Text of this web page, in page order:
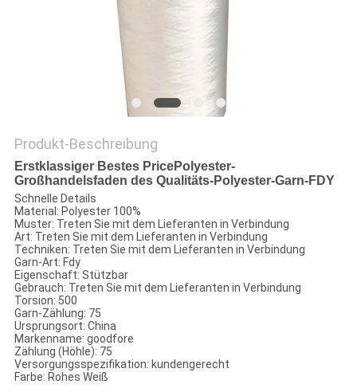
Produkt-Beschreibung
Erstklassiger Bestes PricePolyester-
Großhandelsfaden des Qualitäts-Polyester-Garn-FDY
Schnelle Details
Material: Polyester 100%
Muster: Treten Sie mit dem Lieferanten in Verbindung
Art: Treten Sie mit dem Lieferanten in Verbindung
Techniken: Treten Sie mit dem Lieferanten in Verbindung
Garn-Art: Fdy
Eigenschaft: Stützbar
Gebrauch: Treten Sie mit dem Lieferanten in Verbindung
Torsion: 500
Garn-Zählung: 75
Ursprungsort: China
Markenname: goodfore
Zählung (Höhle): 75
Versorgungsspezifikation: kundengerecht
Farbe: Rohes Weiß